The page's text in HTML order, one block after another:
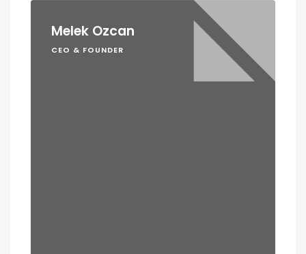
Melek Ozcan
CEO & FOUNDER